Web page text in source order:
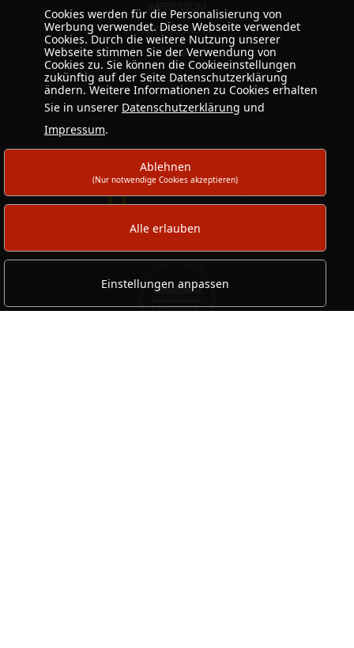
IMPRESSUM
DATENSCHUTZ
AGB
Cookies werden für die Personalisierung von
Werbung verwendet. Diese Webseite verwendet
Cookies. Durch die weitere Nutzung unserer
Webseite stimmen Sie der Verwendung von
Cookies zu. Sie können die Cookieeinstellungen
zukünftig auf der Seite Datenschutzerklärung
ändern. Weitere Informationen zu Cookies erhalten
Sie in unserer Datenschutzerklärung und
Impressum.
Ablehnen
(Nur notwendige Cookies akzeptieren)
Alle erlauben
Einstellungen anpassen